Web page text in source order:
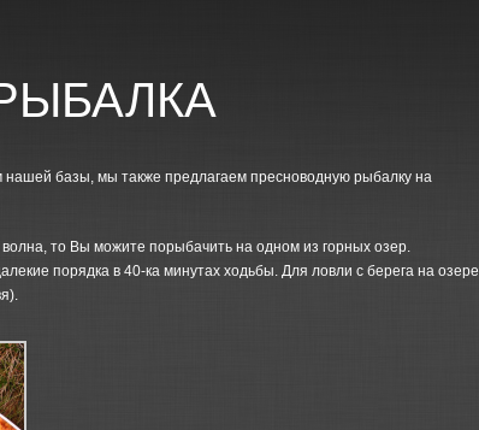
нашей базы, мы также предлагаем пресноводную рыбалку на
то Вы можите порыбачить на одном из горных озер.
порядка в 40-ка минутах ходьбы. Для ловли с берега на озере